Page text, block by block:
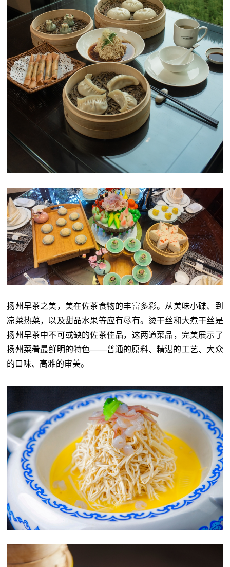
扬州早茶之美，美在佐茶食物的丰富多彩。从美味小碟、到
凉菜热菜，以及甜品水果等应有尽有。烫干丝和大煮干丝是
扬州早茶中不可或缺的佐茶佳品，这两道菜品，完美展示了
扬州菜肴最鲜明的特色——普通的原料、精湛的工艺、大众
的口味、高雅的审美。